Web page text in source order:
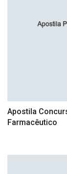
Apostila
Farmacêutico